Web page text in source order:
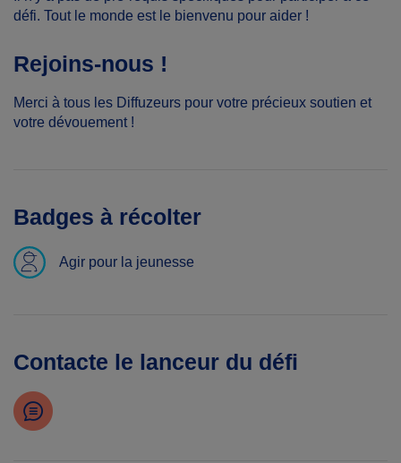
défi. Tout le monde est le bienvenu pour aider !
Rejoins-nous !
Merci à tous les Diffuzeurs pour votre précieux soutien et
votre dévouement !
Badges à récolter
Agir pour la jeunesse
Contacte le lanceur du défi